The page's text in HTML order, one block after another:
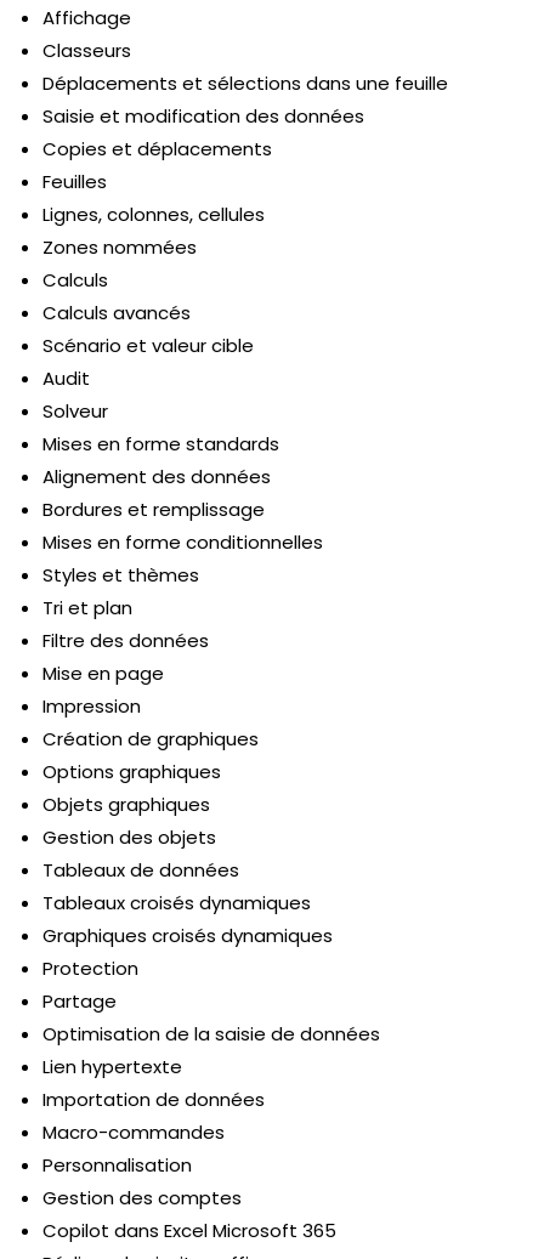
Affichage
Classeurs
Déplacements et sélections dans une feuille
Saisie et modification des données
Copies et déplacements
Feuilles
Lignes, colonnes, cellules
Zones nommées
Calculs
Calculs avancés
Scénario et valeur cible
Audit
Solveur
Mises en forme standards
Alignement des données
Bordures et remplissage
Mises en forme conditionnelles
Styles et thèmes
Tri et plan
Filtre des données
Mise en page
Impression
Création de graphiques
Options graphiques
Objets graphiques
Gestion des objets
Tableaux de données
Tableaux croisés dynamiques
Graphiques croisés dynamiques
Protection
Partage
Optimisation de la saisie de données
Lien hypertexte
Importation de données
Macro-commandes
Personnalisation
Gestion des comptes
Copilot dans Excel Microsoft 365